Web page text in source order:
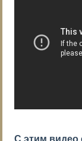
С этим видео